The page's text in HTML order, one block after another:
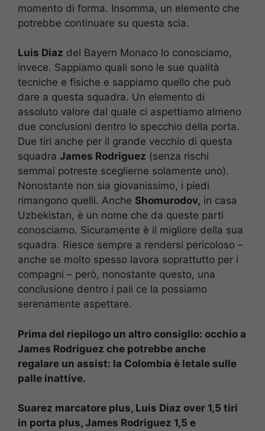
momento di forma. Insomma, un elemento che
potrebbe continuare su questa scia.
Luis Diaz del Bayern Monaco lo conosciamo,
invece. Sappiamo quali sono le sue qualità
tecniche e fisiche e sappiamo quello che può
dare a questa squadra. Un elemento di
assoluto valore dal quale ci aspettiamo almeno
due conclusioni dentro lo specchio della porta.
Due tiri anche per il grande vecchio di questa
squadra James Rodriguez (senza rischi
semmai potreste sceglierne solamente uno).
Nonostante non sia giovanissimo, i piedi
rimangono quelli. Anche Shomurodov, in casa
Uzbekistan, è un nome che da queste parti
conosciamo. Sicuramente è il migliore della sua
squadra. Riesce sempre a rendersi pericoloso –
anche se molto spesso lavora soprattutto per i
compagni – però, nonostante questo, una
conclusione dentro i pali ce la possiamo
serenamente aspettare.
Prima del riepilogo un altro consiglio: occhio a
James Rodriguez che potrebbe anche
regalare un assist: la Colombia è letale sulle
palle inattive.
Suarez marcatore plus, Luis Diaz over 1,5 tiri
in porta plus, James Rodriguez 1,5 e